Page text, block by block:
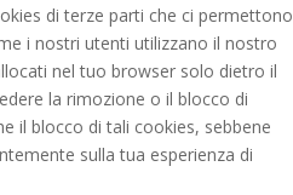
di terze parti che ci permettono
i nostri utenti utilizzano il nostro
nel tuo browser solo dietro il
la rimozione o il blocco di
il blocco di tali cookies, sebbene
sulla tua esperienza di